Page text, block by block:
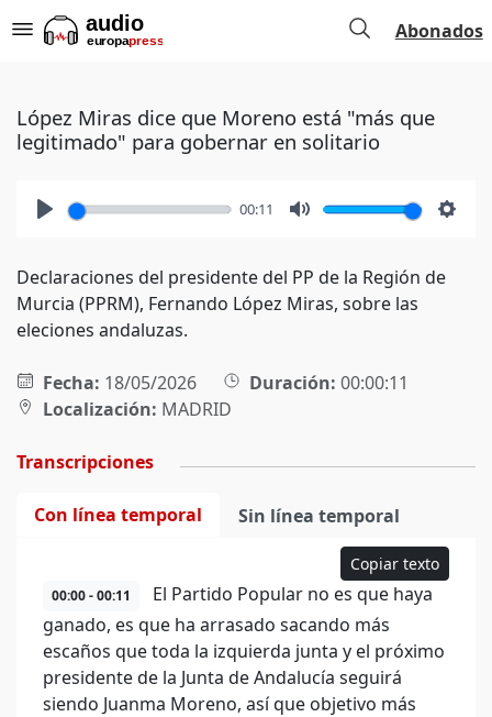
Abonados
López Miras dice que Moreno está "más que
legitimado" para gobernar en solitario
00:11
Declaraciones del presidente del PP de la Región de
Murcia (PPRM), Fernando López Miras, sobre las
eleciones andaluzas.
Fecha: 18/05/2026 Duración: 00:00:11
Localización: MADRID
Transcripciones
Con línea temporal Sin línea temporal
Copiar texto
00:00 - 00:11
El Partido Popular no es que haya
ganado, es que ha arrasado sacando más
escaños que toda la izquierda junta y el próximo
presidente de la Junta de Andalucía seguirá
siendo Juanma Moreno, así que objetivo más